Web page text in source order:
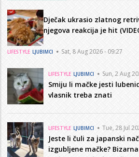
LIFESTYLE LJUBIMCI Sat, 8 Aug 2026 - 09:27
Dječak ukrasio zlatnog
njegova reakcija je hit
LIFESTYLE LJUBIMCI Sun, 2 Aug
Smiju li mačke jesti
vlasnik treba znati
LIFESTYLE LJUBIMCI Tue, 28 Jul
Jeste li čuli za japanski
izgubljene mačke?